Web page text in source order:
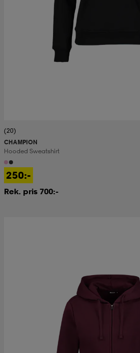
(20)
CHAMPION
Hooded Sweatshirt
250:-
Rek. pris 700:-